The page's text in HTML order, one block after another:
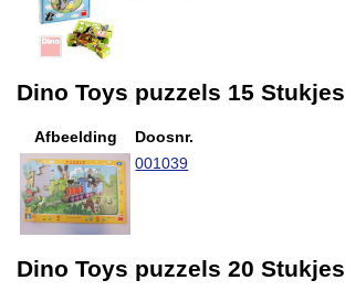
Dino Toys puzzels 15 Stukjes
Afbeelding
Doosnr.
001039
Dino Toys puzzels 20 Stukjes